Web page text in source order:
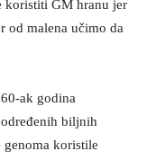
koristiti GM hranu jer
od malena učimo da
ak godina
biljnih
genoma koristile